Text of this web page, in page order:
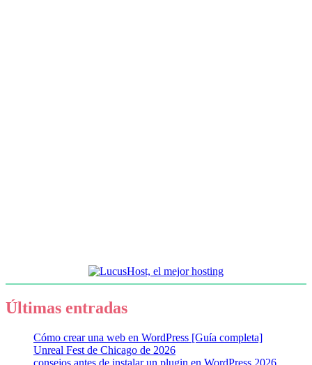
Últimas entradas
Cómo crear una web en WordPress [Guía completa]
Unreal Fest de Chicago de 2026
consejos antes de instalar un plugin en WordPress 2026